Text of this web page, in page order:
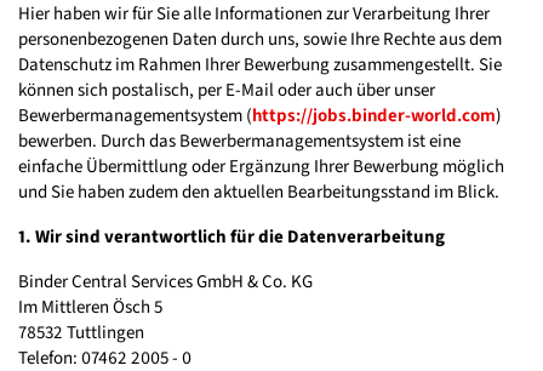
Hier haben wir für Sie alle Informationen zur Verarbeitung Ihrer
personenbezogenen Daten durch uns, sowie Ihre Rechte aus dem
Datenschutz im Rahmen Ihrer Bewerbung zusammengestellt. Sie
können sich postalisch, per E-Mail oder auch über unser
Bewerbermanagementsystem (https://jobs.binder-world.com)
bewerben. Durch das Bewerbermanagementsystem ist eine
einfache Übermittlung oder Ergänzung Ihrer Bewerbung möglich
und Sie haben zudem den aktuellen Bearbeitungsstand im Blick.
1. Wir sind verantwortlich für die Datenverarbeitung
Binder Central Services GmbH & Co. KG
Im Mittleren Ösch 5
78532 Tuttlingen
Telefon: 07462 2005 - 0